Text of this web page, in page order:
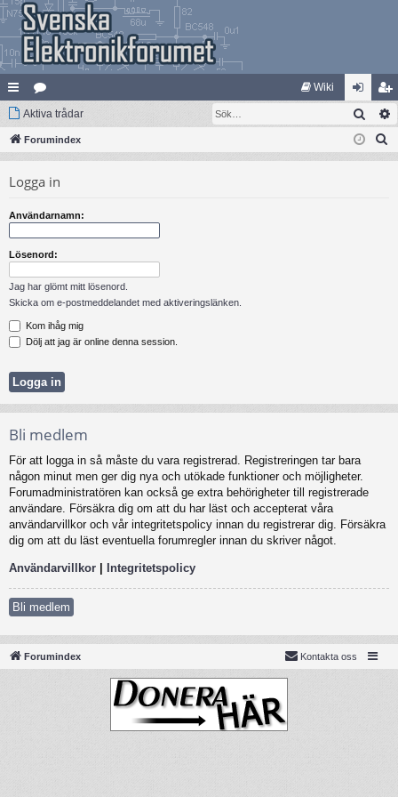
na
bb
ar
at
eg
er
Wiki
og
ga
li
m
Aktiva trådar Sök
Forumindex
Logga in
Användarnamn:
Lösenord:
Jag har glömt mitt lösenord.
Skicka om e-postmeddelandet med aktiveringslänken.
Kom ihåg mig
Dölj att jag är online denna session.
Bli medlem
För att logga in så måste du vara registrerad. Registreringen tar bara
någon minut men ger dig nya och utökade funktioner och möjligheter.
Forumadministratören kan också ge extra behörigheter till registrerade
användare. Försäkra dig om att du har läst och accepterat våra
användarvillkor och vår integritetspolicy innan du registrerar dig. Försäkra
dig om att du läst eventuella forumregler innan du skriver något.
Användarvillkor | Integritetspolicy
Bli medlem
Forumindex Kontakta oss